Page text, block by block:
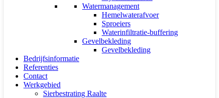
Watermanagement
Hemelwaterafvoer
Sproeiers
Waterinfiltratie-buffering
Gevelbekleding
Gevelbekleding
Bedrijfsinformatie
Referenties
Contact
Werkgebied
Sierbestrating Raalte